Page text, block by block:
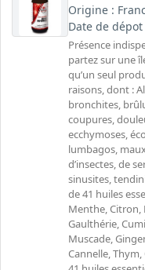
Origine :
Date de
Présence
partez sur une
qu’un seul
raisons, dont :
bronchites,
coupures,
ecchymoses,
lumbagos,
d’insectes, de
sinusites,
de 41 huiles
Menthe, Citron,
Gaulthérie,
Muscade,
Cannelle,